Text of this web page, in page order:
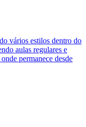
vários estilos dentro do
aulas regulares e
permanece desde